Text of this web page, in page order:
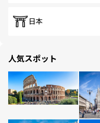
日本
人気スポット